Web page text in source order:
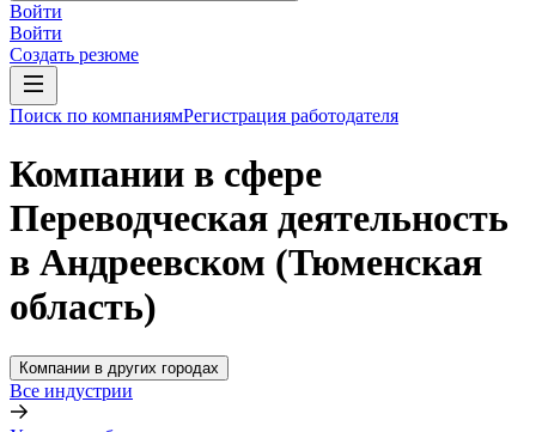
Войти
Войти
Создать резюме
Поиск по компаниямРегистрация работодателя
Компании в сфере
Переводческая деятельность
в Андреевском (Тюменская
область)
Компании в других городах
Все индустрии